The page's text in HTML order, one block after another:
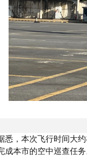
悉，本次飞行时间大
成本市的空中巡查任